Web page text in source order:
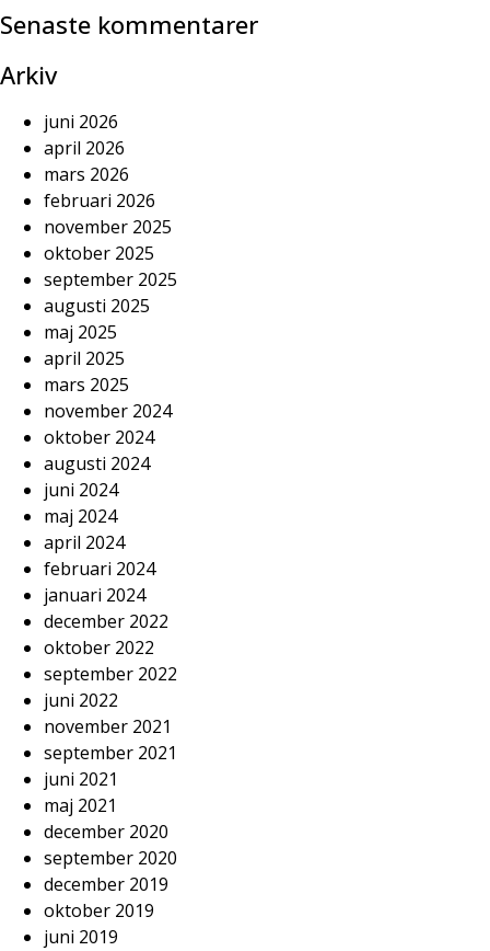
Senaste kommentarer
Arkiv
juni 2026
april 2026
mars 2026
februari 2026
november 2025
oktober 2025
september 2025
augusti 2025
maj 2025
april 2025
mars 2025
november 2024
oktober 2024
augusti 2024
juni 2024
maj 2024
april 2024
februari 2024
januari 2024
december 2022
oktober 2022
september 2022
juni 2022
november 2021
september 2021
juni 2021
maj 2021
december 2020
september 2020
december 2019
oktober 2019
juni 2019